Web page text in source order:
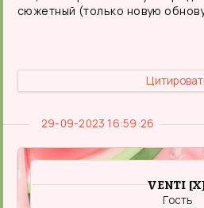
сюжетный (только новую
29-09-2023 16:59:26
VENTI
Гость